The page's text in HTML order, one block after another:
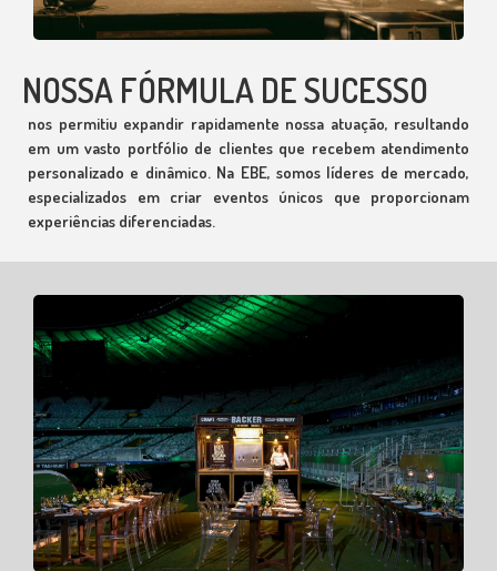
NOSSA FÓRMULA DE SUCESSO
nos permitiu expandir rapidamente nossa atuação, resultando
em um vasto portfólio de clientes que recebem atendimento
personalizado e dinâmico. Na EBE, somos líderes de mercado,
especializados em criar eventos únicos que proporcionam
experiências diferenciadas.